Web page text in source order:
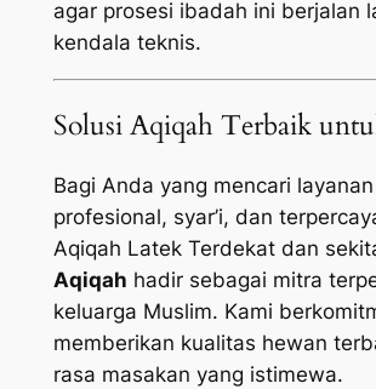
agar prosesi ibadah ini berjalan
kendala teknis.
Solusi Aqiqah Terbaik
Bagi Anda yang mencari layanan
profesional, syar’i, dan
Aqiqah Latek Terdekat dan
Aqiqah hadir sebagai mitra
keluarga Muslim. Kami
memberikan kualitas hewan
rasa masakan yang istimewa.